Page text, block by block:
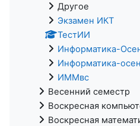
Другое
Экзамен ИКТ
ТестИИ
Информатика-
Информатика-
ИММвс
Весенний семестр
Воскресная
Воскресная